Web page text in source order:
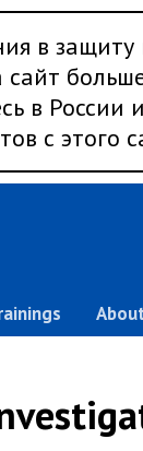
в
сайт
в России
с этого